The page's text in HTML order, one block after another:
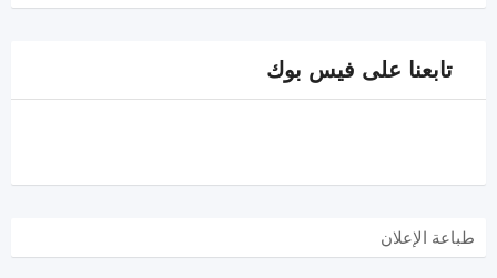
تابعنا على فيس بوك
طباعة الإعلان